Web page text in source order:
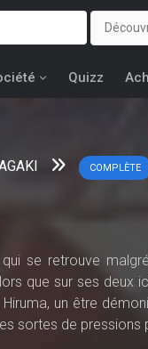
Quizz
COMPLÈTE
se retrouve
que sur ses deux
un être
sortes de pressions